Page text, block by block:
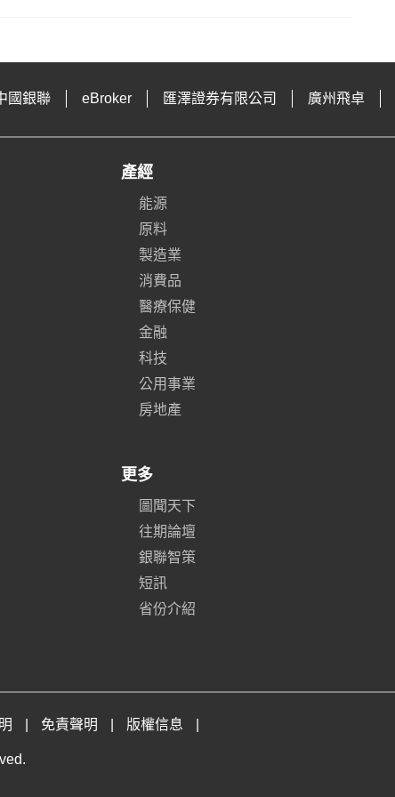
國銀聯 eBroker 匯澤證券有限公司 廣州飛卓
產經
能源
原料
製造業
消費品
醫療保健
金融
科技
公用事業
房地產
更多
圖聞天下
往期論壇
銀聯智策
短訊
省份介紹
免責聲明 版權信息